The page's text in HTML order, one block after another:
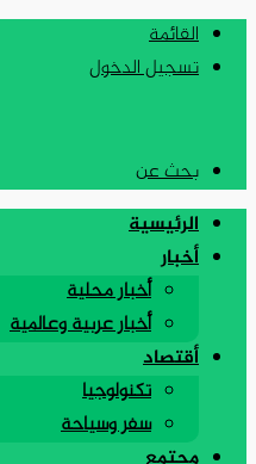
القائمة
تسجيل الدخول
بحث عن
الرئيسية
أخبار
أخبار محلية
أخبار عربية وعالمية
أقتصاد
تكنولوجيا
سفر وسياحة